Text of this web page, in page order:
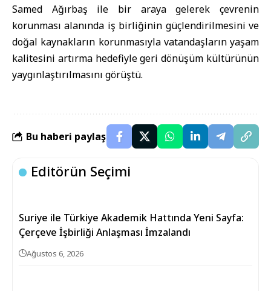
Samed Ağırbaş ile bir araya gelerek çevrenin
korunması alanında iş birliğinin güçlendirilmesini ve
doğal kaynakların korunmasıyla vatandaşların yaşam
kalitesini artırma hedefiyle geri dönüşüm kültürünün
yaygınlaştırılmasını görüştü.
Bu haberi paylaş
Editörün Seçimi
Suriye ile Türkiye Akademik Hattında Yeni Sayfa:
Çerçeve İşbirliği Anlaşması İmzalandı
Ağustos 6, 2026